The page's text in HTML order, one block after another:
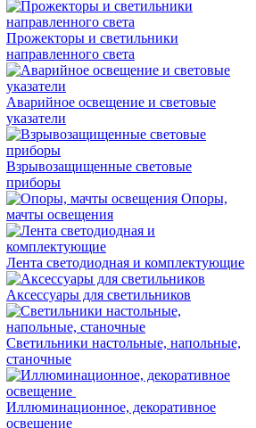
Прожекторы и светильники
направленного света
Аварийное освещение и световые
указатели
Взрывозащищенные световые
приборы
Опоры,
мачты освещения
Лента светодиодная и комплектующие
Аксессуары для светильников
Светильники настольные, напольные,
станочные
Иллюминационное, декоративное
освещение